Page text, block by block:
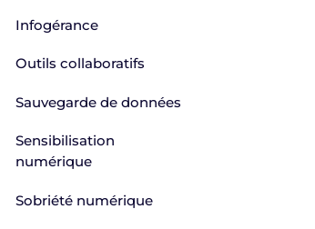
Infogérance
Outils collaboratifs
Sauvegarde de données
Sensibilisation
numérique
Sobriété numérique